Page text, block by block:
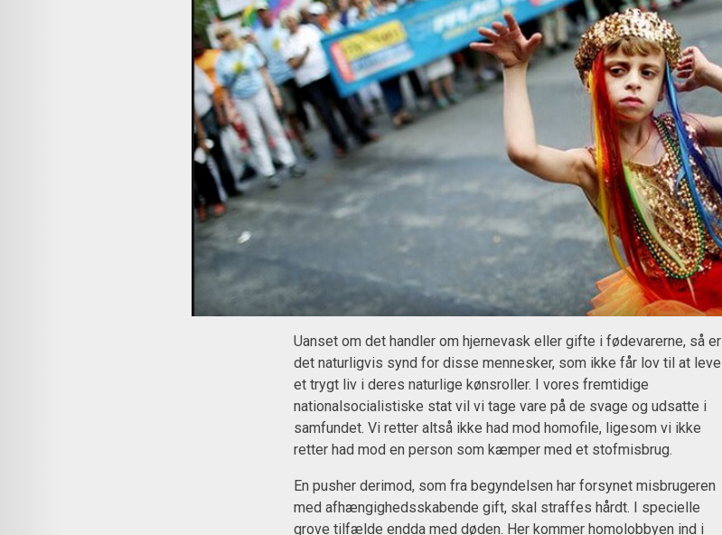
Uanset om det handler om hjernevask eller gifte i fødevarerne, så er
det naturligvis synd for disse mennesker, som ikke får lov til at leve
et trygt liv i deres naturlige kønsroller. I vores fremtidige
nationalsocialistiske stat vil vi tage vare på de svage og udsatte i
samfundet. Vi retter altså ikke had mod homofile, ligesom vi ikke
retter had mod en person som kæmper med et stofmisbrug.
En pusher derimod, som fra begyndelsen har forsynet misbrugeren
med afhængighedsskabende gift, skal straffes hårdt. I specielle
grove tilfælde endda med døden. Her kommer homolobbyen ind i